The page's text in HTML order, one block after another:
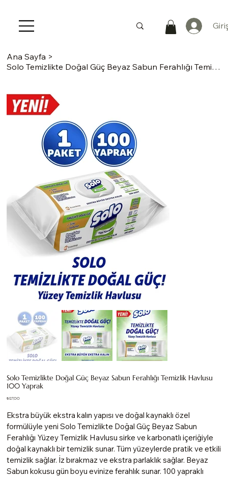
Ana Sayfa >
Solo Temizlikte Doğal Güç Beyaz Sabun Ferahlığı Temizlik Havlusu 100 Yaprak
Solo Temizlikte Doğal Güç Beyaz Sabun Ferahlığı Temizlik Havlusu
100 Yaprak
Fiyat
₺127,00
Ekstra büyük ekstra kalın yapısı ve doğal kaynaklı özel
formülüyle yeni Solo Temizlikte Doğal Güç Beyaz Sabun
Ferahlığı Yüzey Temizlik Havlusu sirke ve karbonatlı içeriğiyle
doğal kaynaklı bir temizlik sunar. Tüm yüzeylerde pratik ve etkili
temizlik sağlar. İz bırakmaz ve ekstra parlaklık sağlar. Beyaz
Sabun kokusu gün boyu evinize ferahlık sunar. 100 yapraklı